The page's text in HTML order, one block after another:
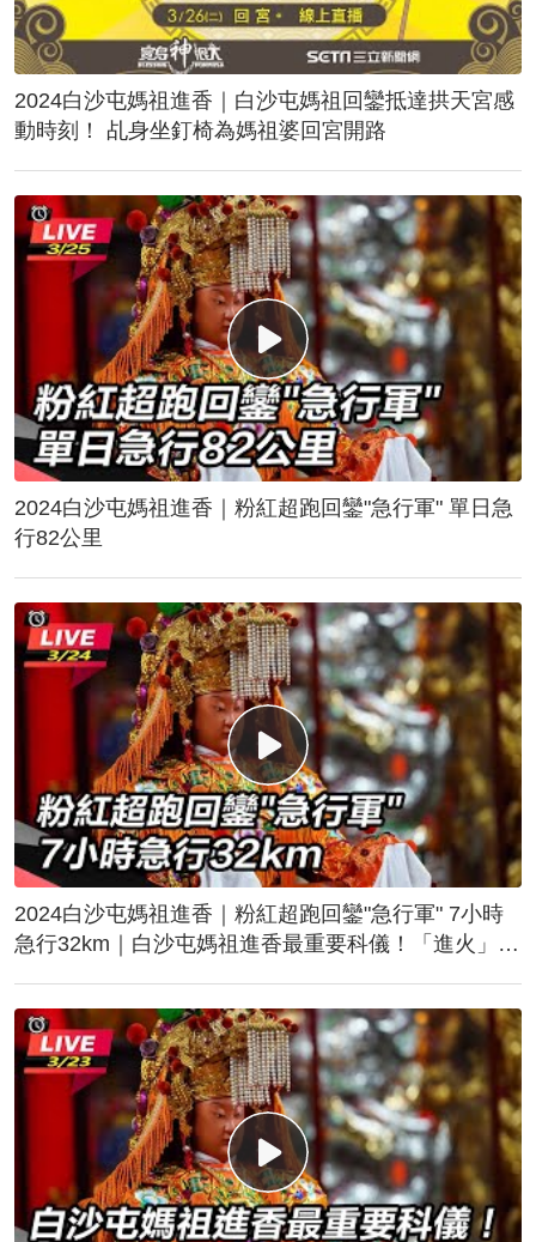
2024白沙屯媽祖進香｜白沙屯媽祖回鑾抵達拱天宮感
動時刻！ 乩身坐釘椅為媽祖婆回宮開路
2024白沙屯媽祖進香｜粉紅超跑回鑾"急行軍" 單日急
行82公里
2024白沙屯媽祖進香｜粉紅超跑回鑾"急行軍" 7小時
急行32km｜白沙屯媽祖進香最重要科儀！「進火」儀